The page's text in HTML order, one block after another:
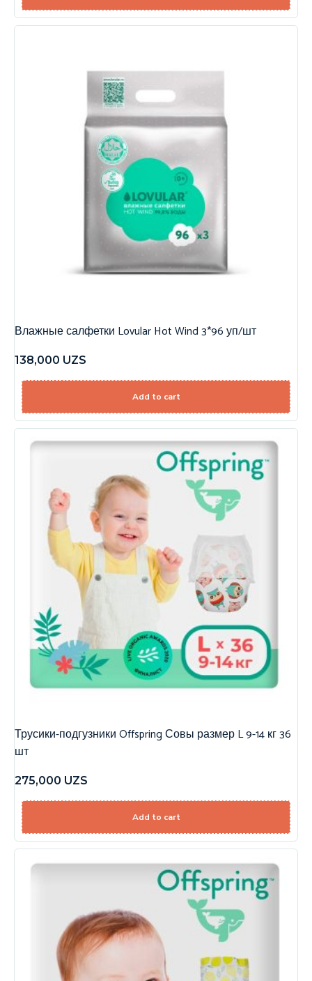
Влажные салфетки Lovular Hot Wind 3*96 уп/шт
138,000 UZS
Add to cart
Трусики-подгузники Offspring Совы размер L 9-14 кг 36
шт
275,000 UZS
Add to cart